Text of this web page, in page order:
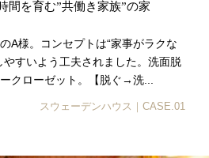
間を育む”共働き家族”の家
A様。コンセプトは“家事がラクな
やすいよう工夫されました。洗面脱
クローゼット。【脱ぐ→洗...
スウェーデンハウス｜CASE.01